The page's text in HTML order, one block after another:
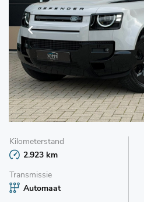
Kilometerstand
2.923 km
Transmissie
Automaat